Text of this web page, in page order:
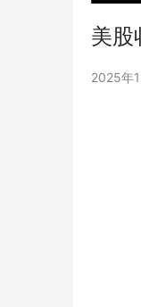
美股
2025年